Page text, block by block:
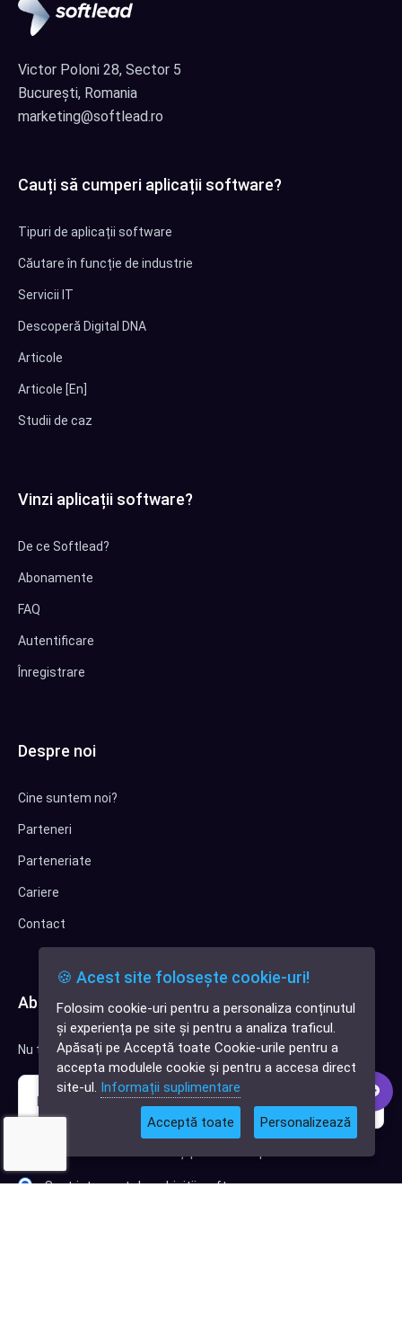
✕
Cauți o aplicație
software?
Victor Poloni 28, Sector 5
București, Romania
marketing@softlead.ro
Cauți să cumperi aplicații software?
Tipuri de aplicații software
Căutare în funcție de industrie
Servicii IT
Descoperă Digital DNA
Articole
Articole [En]
Studii de caz
Vinzi aplicații software?
De ce Softlead?
Abonamente
FAQ
Autentificare
Înregistrare
Despre noi
Cine suntem noi?
Parteneri
Parteneriate
Cariere
Contact
Abonează-te la newsletter
Nu trimitem spam, deci nu îți face griji.
Sunt interesat de achiziții software
🍪 Acest site folosește cookie-uri!
Folosim cookie-uri pentru a personaliza conținutul
și experiența pe site și pentru a analiza traficul.
Apăsați pe Acceptă toate Cookie-urile pentru a
accepta modulele cookie și pentru a accesa direct
site-ul. Informații suplimentare
Acceptă toate Personalizează